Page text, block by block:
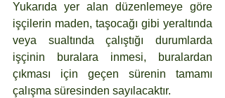
Yukarıda yer alan düzenlemeye göre
işçilerin maden, taşocağı gibi yeraltında
veya sualtında çalıştığı durumlarda
işçinin buralara inmesi, buralardan
çıkması için geçen sürenin tamamı
çalışma süresinden sayılacaktır.